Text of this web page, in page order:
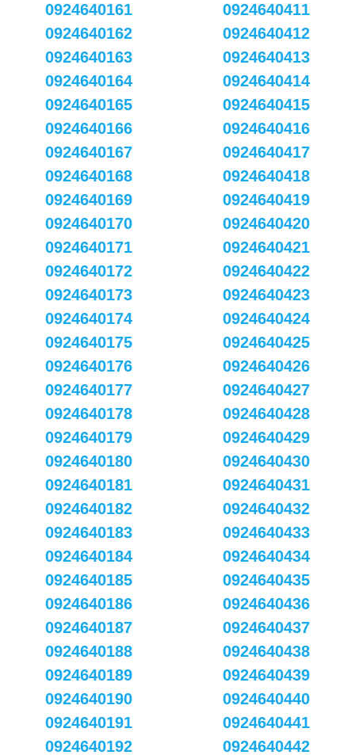
0924640161
0924640162
0924640163
0924640164
0924640165
0924640166
0924640167
0924640168
0924640169
0924640170
0924640171
0924640172
0924640173
0924640174
0924640175
0924640176
0924640177
0924640178
0924640179
0924640180
0924640181
0924640182
0924640183
0924640184
0924640185
0924640186
0924640187
0924640188
0924640189
0924640190
0924640191
0924640192
0924640411
0924640412
0924640413
0924640414
0924640415
0924640416
0924640417
0924640418
0924640419
0924640420
0924640421
0924640422
0924640423
0924640424
0924640425
0924640426
0924640427
0924640428
0924640429
0924640430
0924640431
0924640432
0924640433
0924640434
0924640435
0924640436
0924640437
0924640438
0924640439
0924640440
0924640441
0924640442